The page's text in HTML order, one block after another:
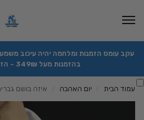
עקב עומס הזמנות ומלחמה יהיה עיכוב
בהזמנות מעל 349₪ – הזמינו עכשיו באתר –
עמוד הבית יום האהבה איזה בושם גברים אוהבים? 6